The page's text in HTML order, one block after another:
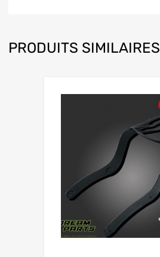
PRODUITS SIMILAIRES